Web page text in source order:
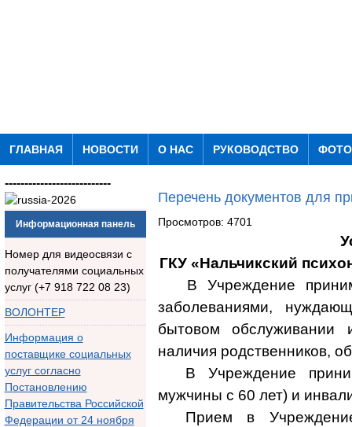
ГЛАВНАЯ НОВОСТИ О НАС РУКОВОДСТВО
---------------------------
Информационная панель
Номер для видеосвязи с
получателями социальных
услуг (+7 918 722 08 23)
ВОЛОНТЕР
Информация о
поставщике социальных
услуг согласно
Постановлению
Правительства Российской
Федерации от 24 ноября
Перечень документов для
Просмотров: 4701
ГКУ «Нальчикский
В Учреждение
заболеваниями,
бытовом обслуживании
наличия родственников,
В Учреждение
мужчины с 60 лет) и
Прием в